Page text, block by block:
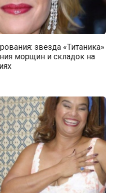
звезда «Титаника»
морщин и складок на